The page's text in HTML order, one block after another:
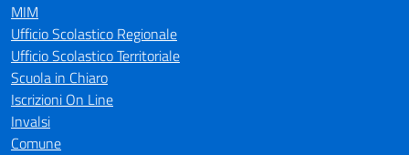
MIM
Ufficio Scolastico Regionale
Ufficio Scolastico Territoriale
Scuola in Chiaro
Iscrizioni On Line
Invalsi
Comune